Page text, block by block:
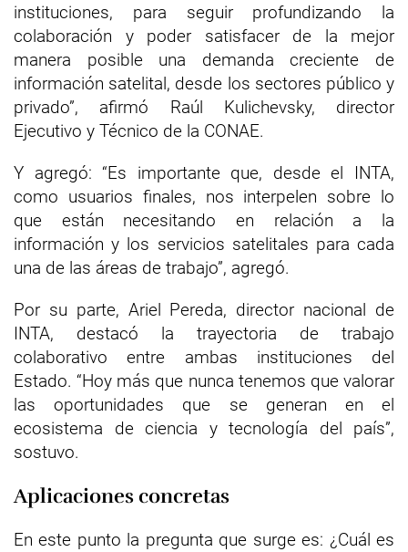
instituciones, para seguir profundizando la
colaboración y poder satisfacer de la mejor
manera posible una demanda creciente de
información satelital, desde los sectores público y
privado”, afirmó Raúl Kulichevsky, director
Ejecutivo y Técnico de la CONAE.
Y agregó: “Es importante que, desde el INTA,
como usuarios finales, nos interpelen sobre lo
que están necesitando en relación a la
información y los servicios satelitales para cada
una de las áreas de trabajo”, agregó.
Por su parte, Ariel Pereda, director nacional de
INTA, destacó la trayectoria de trabajo
colaborativo entre ambas instituciones del
Estado. “Hoy más que nunca tenemos que valorar
las oportunidades que se generan en el
ecosistema de ciencia y tecnología del país”,
sostuvo.
Aplicaciones concretas
En este punto la pregunta que surge es: ¿Cuál es